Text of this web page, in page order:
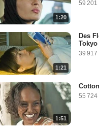
1:20
59 201
1:21
Des
Tokyo
39 917
1:51
55 724